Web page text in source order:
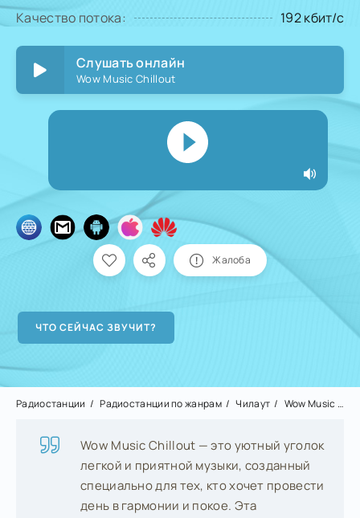
Качество потока:
192 кбит/с
Слушать онлайн
Wow Music Chillout
Жалоба
Радиостанции Радиостанции по жанрам Чилаут Wow Music Chillout
Wow Music Chillout — это уютный уголок
легкой и приятной музыки, созданный
специально для тех, кто хочет провести
день в гармонии и покое. Эта